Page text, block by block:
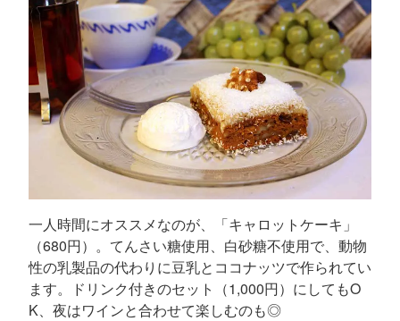
一人時間にオススメなのが、「キャロットケーキ」
（680円）。てんさい糖使用、白砂糖不使用で、動物
性の乳製品の代わりに豆乳とココナッツで作られてい
ます。ドリンク付きのセット（1,000円）にしてもO
K、夜はワインと合わせて楽しむのも◎